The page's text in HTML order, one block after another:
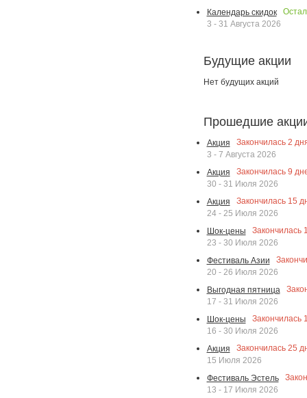
Календарь скидок
3 - 31 Августа 2026
Будущие акции
Нет будущих акций
Прошедшие
Акция Закончилась 2
3 - 7 Августа 2026
Акция
Закончилась 9
30 - 31 Июля 2026
Акция
Закончилась 15
24 - 25 Июля 2026
Шок-цены
Закончилась
23 - 30 Июля 2026
Фестиваль Азии
20 - 26 Июля 2026
Выгодная пятница
17 - 31 Июля 2026
Шок-цены
Закончилась
16 - 30 Июля 2026
Акция
Закончилась 25
15 Июля 2026
Фестиваль Эстель
13 - 17 Июля 2026